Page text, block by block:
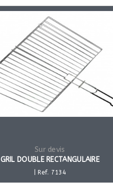
Sur devis
GRIL DOUBLE RECTANGULAIRE
| Ref. 7134